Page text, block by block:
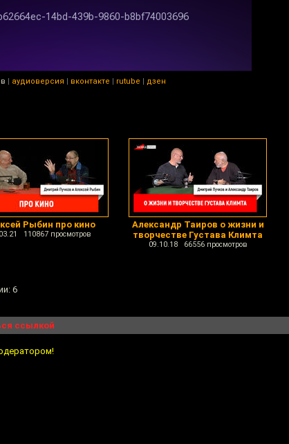
| аудиоверсия | вконтакте | rutube | дзен
Рыбин про кино
110867 просмотров
Александр Таиров о жизни и
творчестве Густава Климта
09.10.18 66556 просмотров
6
ссылкой